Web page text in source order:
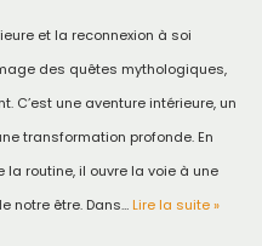
et la reconnexion à soi
des quêtes mythologiques,
C’est une aventure intérieure, un
transformation profonde. En
routine, il ouvre la voie à une
notre être. Dans… Lire la suite »